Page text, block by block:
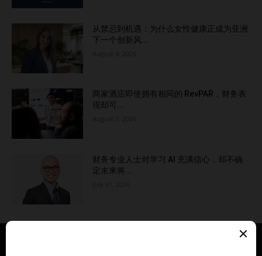
从禁忌到机遇：为什么女性健康正成为亚洲
下一个创新风...
两家酒店即使拥有相同的 RevPAR，财务表
现却可...
财务专业人士对学习 AI 充满信心，却不确
定未来将...